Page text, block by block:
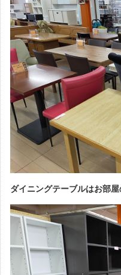
ダイニングテーブルはお部